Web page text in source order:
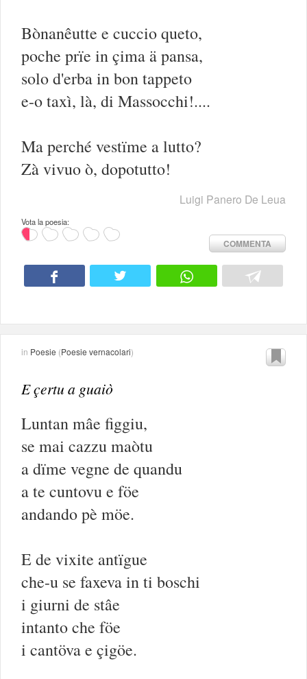
Bònanêutte e cuccio queto,
poche prïe in çima ä pansa,
solo d'erba in bon tappeto
e-o taxì, là, di Massocchi!....
Ma perché vestïme a lutto?
Zà vivuo ò, dopotutto!
Luigi Panero De Leua
Vota la poesia:
COMMENTA
in Poesie (Poesie vernacolari)
E çertu a guaiò
Luntan mâe figgiu,
se mai cazzu maòtu
a dïme vegne de quandu
a te cuntovu e föe
andando pè möe.
E de vixite antïgue
che-u se faxeva in ti boschi
i giurni de stâe
intanto che föe
i cantöva e çigöe.